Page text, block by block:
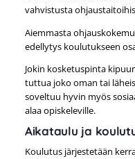
vahvistusta
Aiemmasta
edellytys koulutukseen
Jokin kosketuspinta
tuttua joko oman tai
soveltuu hyvin myös
alaa opiskeleville.
Aikataulu ja
Koulutus järjestetään